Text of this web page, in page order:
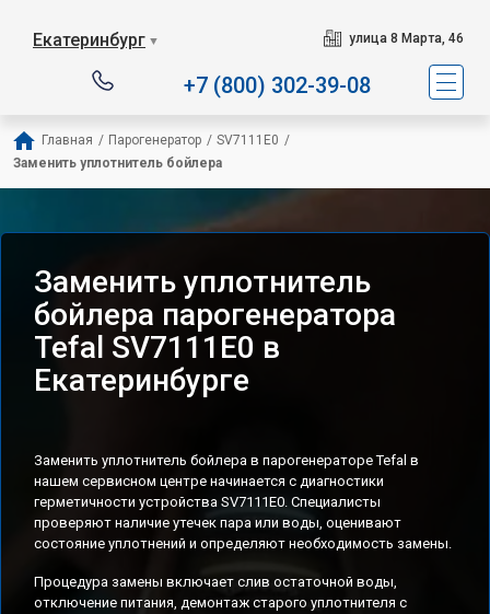
Екатеринбург ▼ улица 8 Марта, 46
+7 (800) 302-39-08
Главная / Парогенератор / SV7111E0 /
Заменить уплотнитель бойлера
Заменить уплотнитель
бойлера парогенератора
Tefal SV7111E0 в
Екатеринбурге
Заменить уплотнитель бойлера в парогенераторе Tefal в
нашем сервисном центре начинается с диагностики
герметичности устройства SV7111E0. Специалисты
проверяют наличие утечек пара или воды, оценивают
состояние уплотнений и определяют необходимость замены.
Процедура замены включает слив остаточной воды,
отключение питания, демонтаж старого уплотнителя с